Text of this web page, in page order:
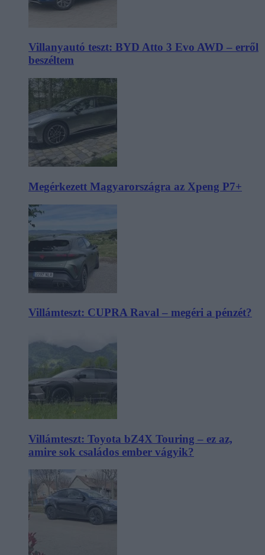
Villanyautó teszt: BYD Atto 3 Evo AWD – erről
beszéltem
Megérkezett Magyarországra az Xpeng P7+
Villámteszt: CUPRA Raval – megéri a pénzét?
Villámteszt: Toyota bZ4X Touring – ez az,
amire sok családos ember vágyik?